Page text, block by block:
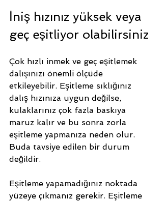
İniş hızınız yüksek veya
geç eşitliyor olabilirsiniz
Çok hızlı inmek ve geç eşitlemek
dalışınızı önemli ölçüde
etkileyebilir. Eşitleme sıklığınız
dalış hızınıza uygun değilse,
kulaklarınız çok fazla baskıya
maruz kalır ve bu sonra zorla
eşitleme yapmanıza neden olur.
Buda tavsiye edilen bir durum
değildir.
Eşitleme yapamadığınız noktada
yüzeye çıkmanız gerekir. Eşitleme